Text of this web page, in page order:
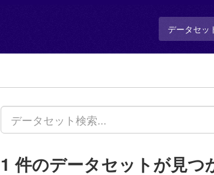
データセッ
1 件のデータセットが見つ